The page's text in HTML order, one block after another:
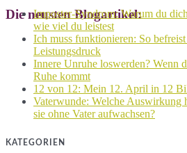
Die neusten Blogartikel:
Imposter-Syndrom: Warum du
wie viel du leistest
Ich muss funktionieren: So
Leistungsdruck
Innere Unruhe loswerden? Wenn
Ruhe kommt
12 von 12: Mein 12. April in 12
Vaterwunde: Welche Auswirkung
sie ohne Vater aufwachsen?
KATEGORIEN